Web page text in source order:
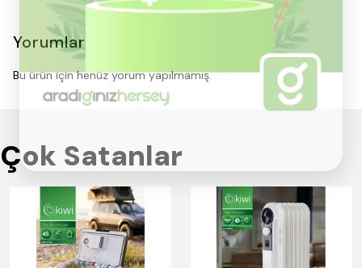
Yorumlar
Bu ürün için henüz yorum yapılmamış.
Çok Satanlar